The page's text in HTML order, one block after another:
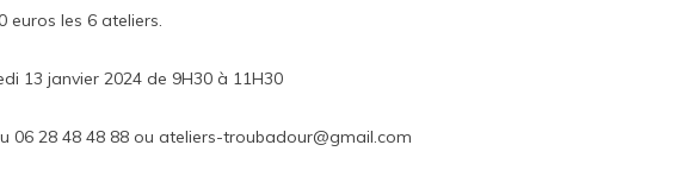
euros les 6 ateliers.
13 janvier 2024 de 9H30 à 11H30
06 28 48 48 88 ouateliers-troubadour@gmail.com